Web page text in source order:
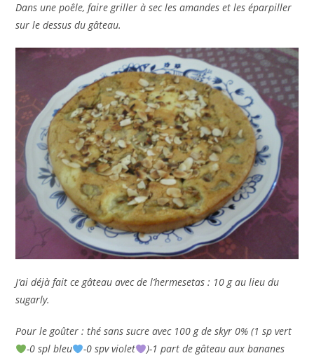
Dans une poêle, faire griller à sec les amandes et les éparpiller
sur le dessus du gâteau.
J’ai déjà fait ce gâteau avec de l’hermesetas : 10 g au lieu du
sugarly.
Pour le goûter : thé sans sucre avec 100 g de skyr 0% (1 sp vert
-0 spl bleu
-0 spv violet
)-1 part de gâteau aux bananes